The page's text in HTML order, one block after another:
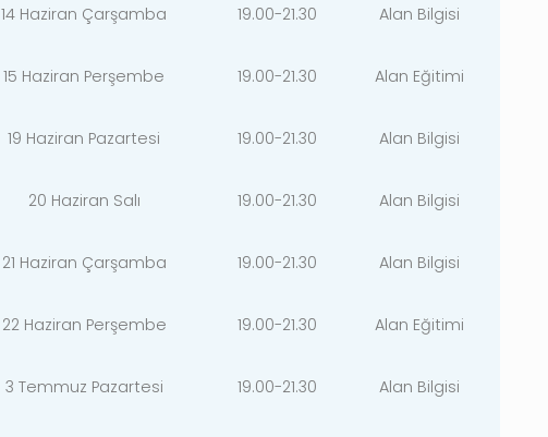
14 Haziran Çarşamba 19.00-21.30 Alan Bilgisi
15 Haziran Perşembe 19.00-21.30 Alan Eğitimi
19 Haziran Pazartesi 19.00-21.30 Alan Bilgisi
20 Haziran Salı 19.00-21.30 Alan Bilgisi
21 Haziran Çarşamba 19.00-21.30 Alan Bilgisi
22 Haziran Perşembe 19.00-21.30 Alan Eğitimi
3 Temmuz Pazartesi 19.00-21.30 Alan Bilgisi